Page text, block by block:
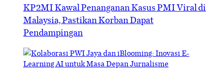
KP2MI Kawal Penanganan Kasus PMI Viral di
Malaysia, Pastikan Korban Dapat
Pendampingan